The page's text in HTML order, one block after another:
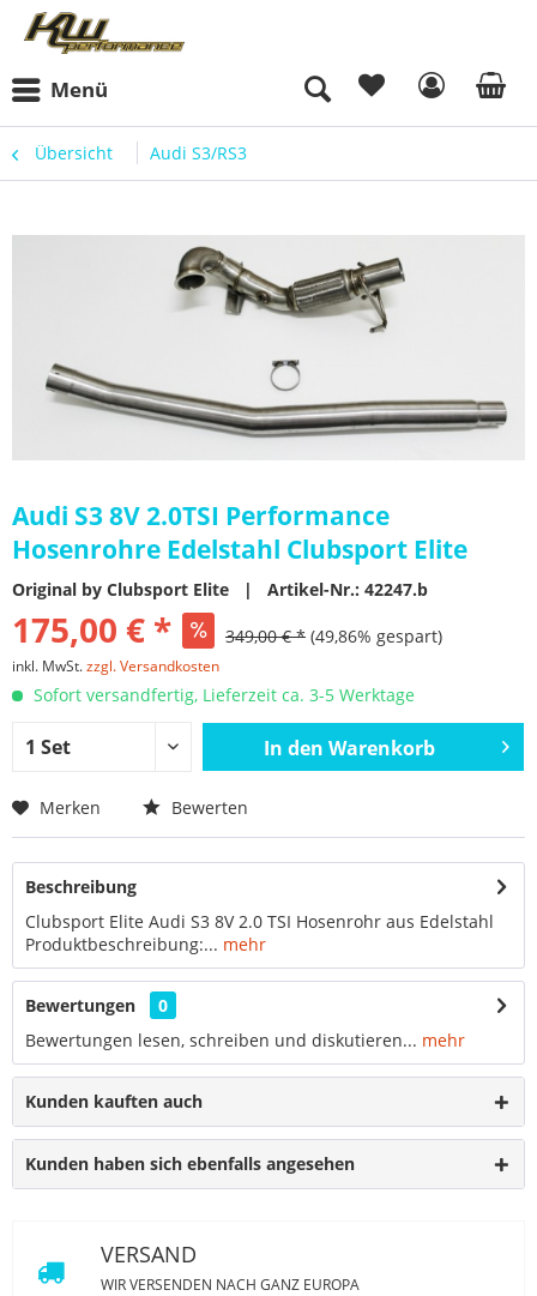
Menü
Übersicht Audi S3/RS3
Audi S3 8V 2.0TSI Performance
Hosenrohre Edelstahl Clubsport Elite
Original by Clubsport Elite | Artikel-Nr.: 42247.b
175,00 € * 349,00 € * (49,86% gespart)
inkl. MwSt.zzgl. Versandkosten
Sofort versandfertig, Lieferzeit ca. 3-5 Werktage
In den Warenkorb
Merken Bewerten
Beschreibung
Clubsport Elite Audi S3 8V 2.0 TSI Hosenrohr aus Edelstahl
Produktbeschreibung:... mehr
Bewertungen
0
Bewertungen lesen, schreiben und diskutieren... mehr
Kunden kauften auch
Kunden haben sich ebenfalls angesehen
VERSAND
WIR VERSENDEN NACH GANZ EUROPA